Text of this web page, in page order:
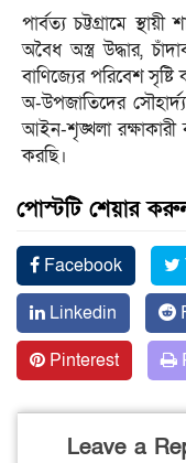
পার্বত্য চট্টগ্রামে
অবৈধ অস্ত্র উদ্ধার,
বাণিজ্যের পরিবেশ
অ-উপজাতিদের
আইন-শৃঙ্খলা
করছি।
পোস্টটি শেয়ার
Facebook
Linkedin
Pinterest
Leave a